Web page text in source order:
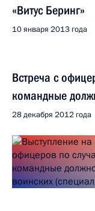
«Витус Беринг»
10 января 2013 года
Встреча с
командные
28 декабря 2012 года